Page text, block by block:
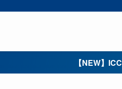
【NEW】